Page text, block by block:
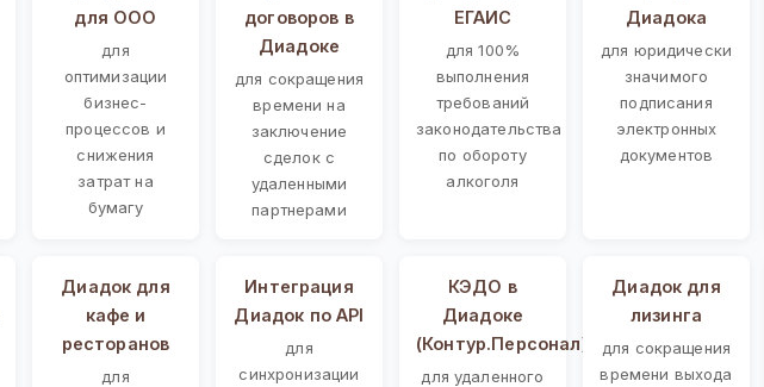
для ООО
для
оптимизации
бизнес-
процессов и
снижения
затрат на
бумагу
договоров в
Диадоке
для сокращения
времени на
заключение
сделок с
удаленными
партнерами
ЕГАИС
для 100%
выполнения
требований
законодательства
по обороту
алкоголя
Диадока
для юридически
значимого
подписания
электронных
документов
Диадок для
кафе и
ресторанов
для
Интеграция
Диадок по API
для
синхронизации
КЭДО в
Диадоке
(Контур.Персонал)
для удаленного
Диадок для
лизинга
для сокращения
времени выхода